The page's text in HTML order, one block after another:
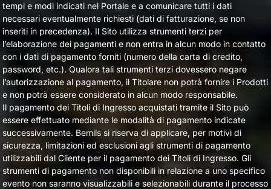
tempi e modi indicati nel Portale e a comunicare tutti i dati
necessari eventualmente richiesti (dati di fatturazione, se non
inseriti in precedenza). Il Sito utilizza strumenti terzi per
l’elaborazione dei pagamenti e non entra in alcun modo in contatto
con i dati di pagamento forniti (numero della carta di credito,
password, etc.). Qualora tali strumenti terzi dovessero negare
l’autorizzazione al pagamento, il Titolare non potrà fornire i Prodotti
e non potrà essere considerato in alcun modo responsabile.
Il pagamento dei Titoli di Ingresso acquistati tramite il Sito può
essere effettuato mediante le modalità di pagamento indicate
successivamente. Bemils si riserva di applicare, per motivi di
sicurezza, limitazioni ed esclusioni agli strumenti di pagamento
utilizzabili dal Cliente per il pagamento dei Titoli di Ingresso. Gli
strumenti di pagamento non disponibili in relazione a uno specifico
evento non saranno visualizzabili e selezionabili durante il processo